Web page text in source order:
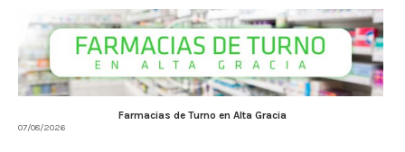
Farmacias de Turno en Alta Gracia
07/08/2026